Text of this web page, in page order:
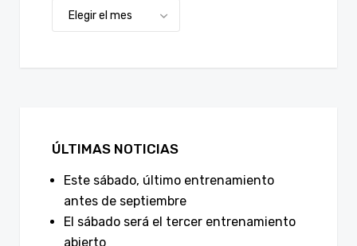
ÚLTIMAS NOTICIAS
Este sábado, último entrenamiento
antes de septiembre
El sábado será el tercer entrenamiento
abierto